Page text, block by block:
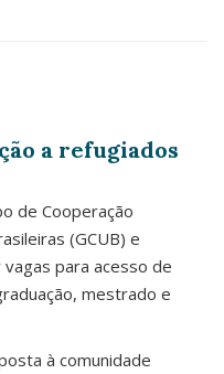
a refugiados
de Cooperação
(GCUB) e
para acesso de
mestrado e
à comunidade